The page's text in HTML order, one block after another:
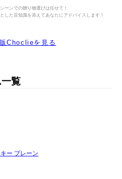
ーンでの贈り物選びは任せて！
した豆知識を添えてあなたにアドバイスします！
Choclieを見る
覧
ー プレーン